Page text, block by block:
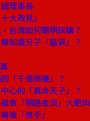
理事長
大政見」
台灣如何聰明採購？
知識分子「腦袋」？
「千億商機」？
心的「真命天子」？
食「網路金流」大肥肉
後「推手」